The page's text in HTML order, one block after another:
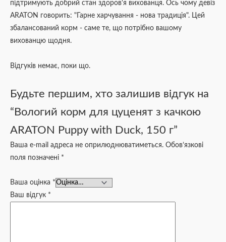
підтримують добрий стан здоров'я вихованця. Ось чому девіз
ARATON говорить: "Гарне харчування - нова традиція". Цей
збалансований корм - саме те, що потрібно вашому
вихованцю щодня.
Відгуків немає, поки що.
Будьте першим, хто залишив відгук на
“Вологий корм для цуценят з качкою
ARATON Puppy with Duck, 150 г”
Ваша e-mail адреса не оприлюднюватиметься. Обов’язкові
поля позначені *
Ваша оцінка *
Ваш відгук *